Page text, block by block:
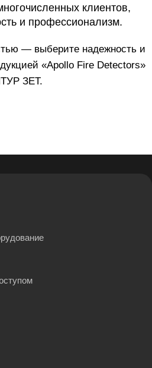
клиентов,
и профессионализм.
— выберите надежность и
«Apollo Fire Detectors»
ЗЕТ.